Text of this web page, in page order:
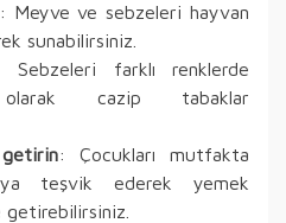
Meyve ve sebzeleri hayvan
sunabilirsiniz.
Sebzeleri farklı renklerde
cazip tabaklar
: Çocukları mutfakta
teşvik ederek yemek
getirebilirsiniz.